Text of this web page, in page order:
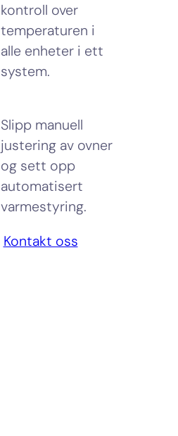
kontroll over
temperaturen i
alle enheter i ett
system.
Slipp manuell
justering av ovner
og sett opp
automatisert
varmestyring.
Kontakt oss